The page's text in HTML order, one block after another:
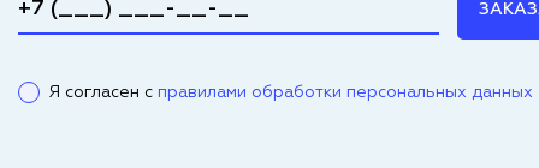
Я согласен с правилами обработки персональных данных